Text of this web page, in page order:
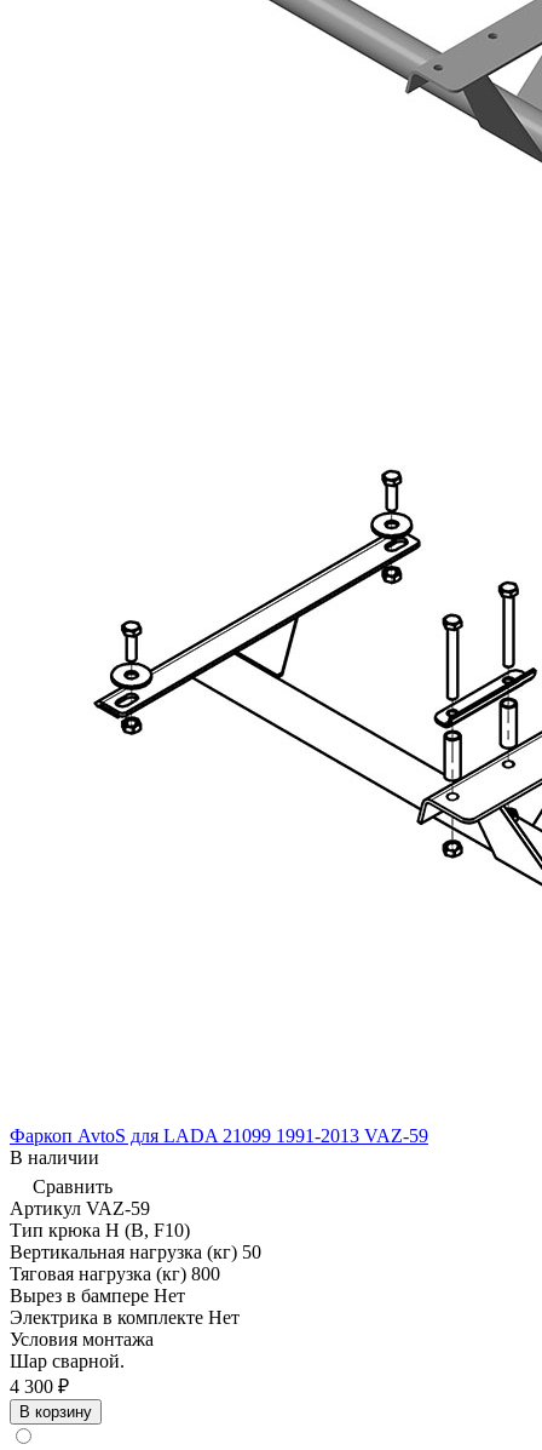
Фаркоп AvtoS для LADA 21099 1991-2013 VAZ-59
В наличии
Сравнить
Артикул VAZ-59
Тип крюка H (B, F10)
Вертикальная нагрузка (кг) 50
Тяговая нагрузка (кг) 800
Вырез в бампере Нет
Электрика в комплекте Нет
Условия монтажа
Шар сварной.
4 300 ₽
В корзину